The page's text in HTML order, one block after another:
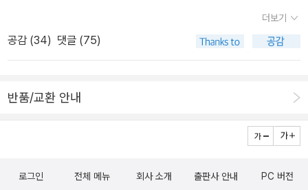
지 모든 것에 프리미엄을 지불하고 있다. 뭄바이의 고소득층 지역인
라마다 규모는 다르지만 아주 보편적인 것이다. 저소득층에게 불리한
이런 비용 불일치 구조는 지역 중간 상인들과 비효율적 유통구조에
기인한다. 만약 민간 부문의 많은 기업이 저소득층 시장에 진입한다
랜드에 대해 잘 알지 못한다고 생각한다. 하지만 실제 저소득층은 브
e'쯤 되겠지만 원하는 강렬함으로는 'wish < hope < want < desir
e' 쯤 되지 않을까?이렇게 장황하게 쓰곤 있지만...흐흐결국 '책'이야
기를 하려는 거다. 흔히 인터넷쇼핑몰에서 원하지만 당장 구입하기는
는 이것을 보관리스트라고 하는데, 요 얼마간 책을 되도록 적게 구입
하려고 무진장 애를 쓰고 있다. 이유는 물론 장차 태어날 아기를 위해
자금을 비축하기 위해서다. 그런데 억누르면 억누를수록 폭발하려는
이 '보관리스트'에 쌓여가면 갈수록 오줌보가 팽창해서 도저히 참을
더보기
공감 (34) 댓글 (75)
반품/교환 안내
로그인 전체 메뉴 회사 소개 출판사 안내 PC 버전